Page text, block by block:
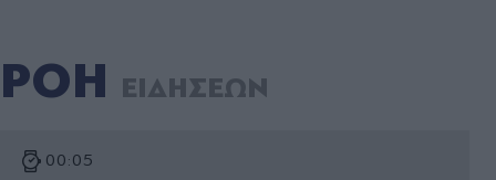
ΡΟΗ ΕΙΔΗΣΕΩΝ
00:05